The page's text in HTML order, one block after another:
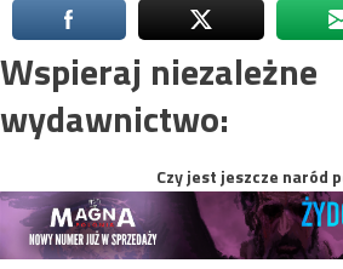
Wspieraj niezależne
wydawnictwo:
Czy jest jeszcze naród